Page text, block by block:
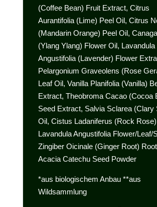
(Coffee Bean) Fruit Extract, Citrus
Aurantifolia (Lime) Peel Oil, Citrus
(Mandarin Orange) Peel Oil,
(Ylang Ylang) Flower Oil, Lavandula
Angustifolia (Lavender) Flower
Pelargonium Graveolens (Rose
Leaf Oil, Vanilla Planifolia (Vanilla)
Extract, Theobroma Cacao (Cocoa
Seed Extract, Salvia Sclarea (Clary
Oil, Cistus Ladaniferus (Rock
Lavandula Angustifolia Flower/Leaf/
Zingiber Oicinale (Ginger Root)
Acacia Catechu Seed Powder
*aus biologischem Anbau **aus
Wildsammlung